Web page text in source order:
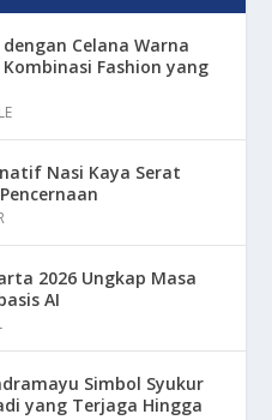
Celana Warna
Fashion yang
Nasi Kaya Serat
2026 Ungkap Masa
AI
Simbol Syukur
yang Terjaga Hingga